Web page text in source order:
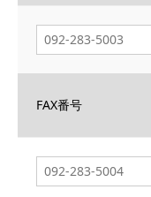
FAX番号